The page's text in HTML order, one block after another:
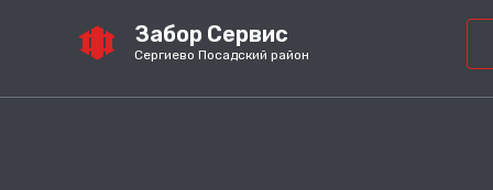
Забор Сервис
Сергиево Посадский район